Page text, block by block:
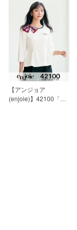
ス」[春夏用]13,118円
【アンジョア
(enjoie)】42100「プ